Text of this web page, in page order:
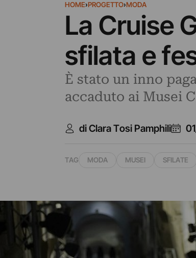
HOME›PROGETTO›MODA
La Cruise
sfilata e
È stato un inno
accaduto ai Musei
di Clara Tosi Pamphili
TAG MODA MUSEI SFILATE